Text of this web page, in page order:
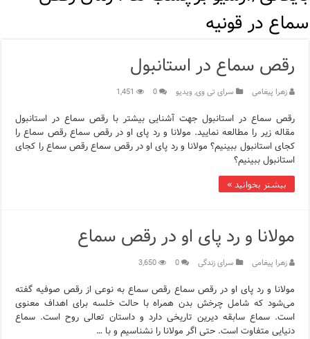
مرکز خرید پولات استانبول | تجربه‌ای متفاوت از خرید و سبک
ویژگی‌های رفتاری و اجتماعی در زبان ترکی استانبولی
ویژگی‌های منفی شخصیت در زبان ترکی استانبولی
ویژگی‌های مثبت شخصیت در زبان ترکی استانبولی
موزه افسانه‌های کارتال استانبول؛ سفری به دنیای قصه‌ها در
موزه ساعت کاخ توپکاپی استانبول
سماع در قونیه
رقص سماع در استانبول
زهرا پیغامی سرای تی وی,ویدیو 0
1,451
رقص سماع در استانبول جهت آشنایی بیشتر با رقص سماع در استانبول
مقاله زیر را مطالعه نمایید. مولانا و رد پای او در رقص سماع رقص سماع را
کجای استانبول ببینیم؟ مولانا و رد پای او در رقص سماع رقص سماع را کجای
استانبول ببینیم؟
بیشتر بخوانید »
مولانا و رد پای او در رقص سماع
زهرا پیغامی سرای زندگی 0
3,650
مولانا و رد پای او در رقص سماع رقص سماع به نوعی از رقص صوفیه گفته
می‌شود که شامل چرخش بدن همراه با حالت خلسه برای اهداف معنوی
است. سماع سابقه دیرین تاریخی دارد و داستان تعالی روح است. سماع
دنیایی متفاوت است. حتی اگر مولانا را نشناسیم و با …